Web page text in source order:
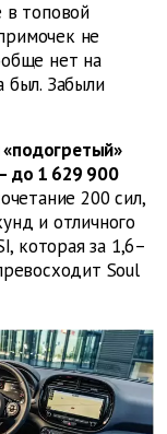
топовой
не
нет на
был. Забыли
до 1 629 900
200 сил,
и отличного
которая за 1,6–
Soul